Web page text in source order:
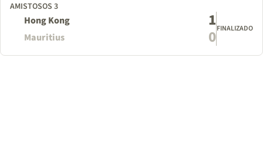
AMISTOSOS 3
Hong Kong 1
Mauritius 0FINALIZADO